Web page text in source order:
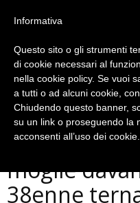
Cronaca
Terni,
moglie
38enne
Informativa
Questo sito o gli strumenti
di cookie necessari al
nella cookie policy. Se vuoi
a tutti o ad alcuni cookie,
Chiudendo questo banner,
su un link o proseguendo la
acconsenti all’uso dei cookie.